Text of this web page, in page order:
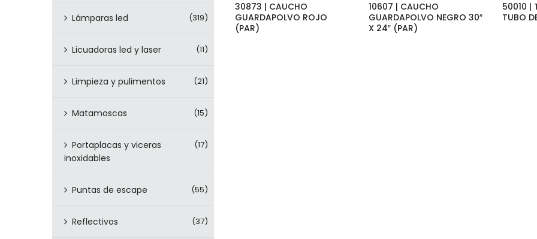
Lámparas led (319)
Licuadoras led y laser (11)
Limpieza y pulimentos (21)
Matamoscas (15)
Portaplacas y viceras
inoxidables
(17)
Puntas de escape (55)
Reflectivos (37)
30873 | CAUCHO
GUARDAPOLVO ROJO
(PAR)
10607 | CAUCHO
GUARDAPOLVO NEGRO 30″
X 24″ (PAR)
50010 |
TUBO